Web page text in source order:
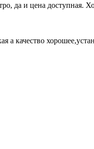
да и цена доступная.
а качество